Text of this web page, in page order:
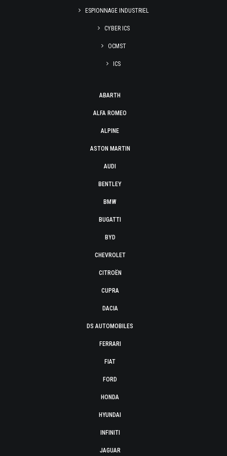
ESPIONNAGE INDUSTRIEL
CYBER ICS
OCMST
ICS
ABARTH
ALFA ROMEO
ALPINE
ASTON MARTIN
AUDI
BENTLEY
BMW
BUGATTI
BYD
CHEVROLET
CITROËN
CUPRA
DACIA
DS AUTOMOBILES
FERRARI
FIAT
FORD
HONDA
HYUNDAI
INFINITI
JAGUAR